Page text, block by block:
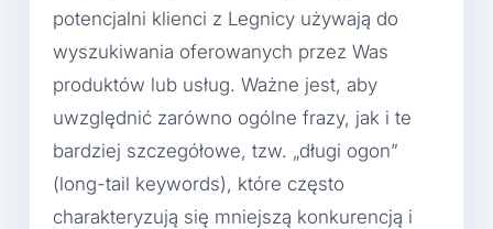
potencjalni klienci z Legnicy używają do
wyszukiwania oferowanych przez Was
produktów lub usług. Ważne jest, aby
uwzględnić zarówno ogólne frazy, jak i te
bardziej szczegółowe, tzw. „długi ogon”
(long-tail keywords), które często
charakteryzują się mniejszą konkurencją i